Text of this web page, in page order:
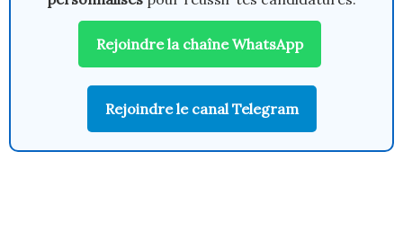
Rejoindre la chaîne WhatsApp
Rejoindre le canal Telegram